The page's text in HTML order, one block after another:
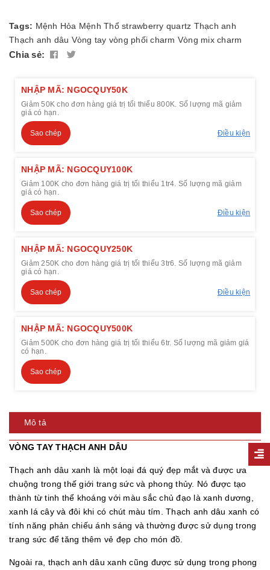
Tags: Mệnh Hỏa Mệnh Thổ strawberry quartz Thạch anh
Thạch anh dâu Vòng tay vòng phối charm Vòng mix charm
Chia sẻ:
NHẬP MÃ: NGOCQUY50K
Giảm 50K cho đơn hàng giá trị tối thiểu 800K. Số lượng mã giảm
giá có hạn.
Sao chép Điều kiện
NHẬP MÃ: NGOCQUY100K
Giảm 100K cho đơn hàng giá trị tối thiểu 1tr4. Số lượng mã giảm
giá có hạn.
Sao chép Điều kiện
NHẬP MÃ: NGOCQUY250K
Giảm 250K cho đơn hàng giá trị tối thiểu 3tr6. Số lượng mã giảm
giá có hạn.
Sao chép Điều kiện
NHẬP MÃ: NGOCQUY500K
Giảm 500K cho đơn hàng giá trị tối thiểu 6tr. Số lượng mã giảm giá
có hạn.
Sao chép
Mô tả
VÒNG TAY THẠCH ANH DÂU
Thạch anh dâu xanh là một loại đá quý đẹp mắt và được ưa
chuộng trong thế giới trang sức và phong thủy. Nó được tạo
thành từ tinh thể khoáng với màu sắc chủ đạo là xanh dương,
xanh lá cây và đôi khi có chút màu tím. Thạch anh dâu xanh có
tính năng phản chiếu ánh sáng và thường được sử dụng trong
trang sức để tăng thêm vẻ đẹp cho món đồ.
Ngoài ra, thạch anh dâu xanh cũng được sử dụng trong phong